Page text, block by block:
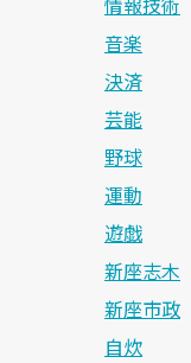
音楽
決済
芸能
野球
運動
遊戯
新座志木
新座市政
自炊